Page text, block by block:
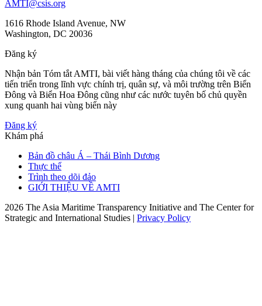
AMTI@csis.org
1616 Rhode Island Avenue, NW
Washington, DC 20036
Đăng ký
Nhận bản Tóm tắt AMTI, bài viết hàng tháng của chúng tôi về các
tiến triển trong lĩnh vực chính trị, quân sự, và môi trường trên Biển
Đông và Biển Hoa Đông cũng như các nước tuyên bố chủ quyền
xung quanh hai vùng biển này
Đăng ký
Khám phá
Bản đồ châu Á – Thái Bình Dương
Thực thể
Trình theo dõi đảo
GIỚI THIỆU VỀ AMTI
2026 The Asia Maritime Transparency Initiative and The Center for
Strategic and International Studies | Privacy Policy